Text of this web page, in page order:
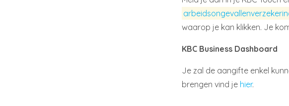
waarop je kan klikken. Je
KBC Business Dashboard
Je zal de aangifte enkel
brengen vind je hier.